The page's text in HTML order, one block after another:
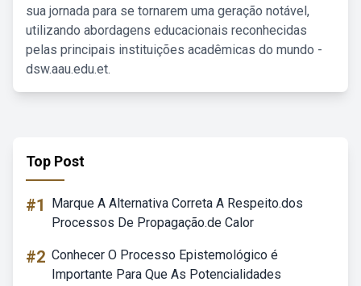
sua jornada para se tornarem uma geração notável,
utilizando abordagens educacionais reconhecidas
pelas principais instituições acadêmicas do mundo -
dsw.aau.edu.et.
Top Post
#1
Marque A Alternativa Correta A Respeito.dos
Processos De Propagação.de Calor
#2 Conhecer O Processo Epistemológico é
Importante Para Que As Potencialidades